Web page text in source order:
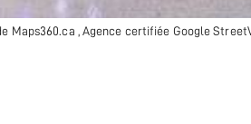
Maps360.ca , Agence certifiée Google